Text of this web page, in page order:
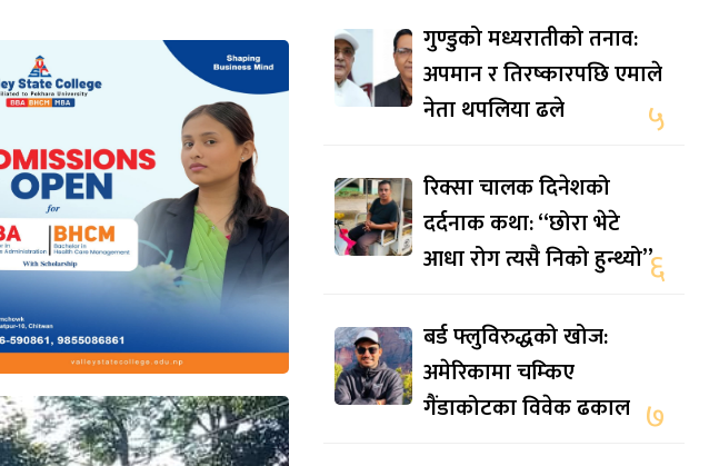
गुण्डुको मध्यरातीको तनाव:
अपमान र तिरष्कारपछि एमाले
नेता थपलिया ढले
५
रिक्सा चालक दिनेशको
दर्दनाक कथा: “छोरा भेटे
आधा रोग त्यसै निको हुन्थ्यो”६
बर्ड फ्लुविरुद्धको खोज:
अमेरिकामा चम्किए
गैंडाकोटका विवेक ढकाल ७